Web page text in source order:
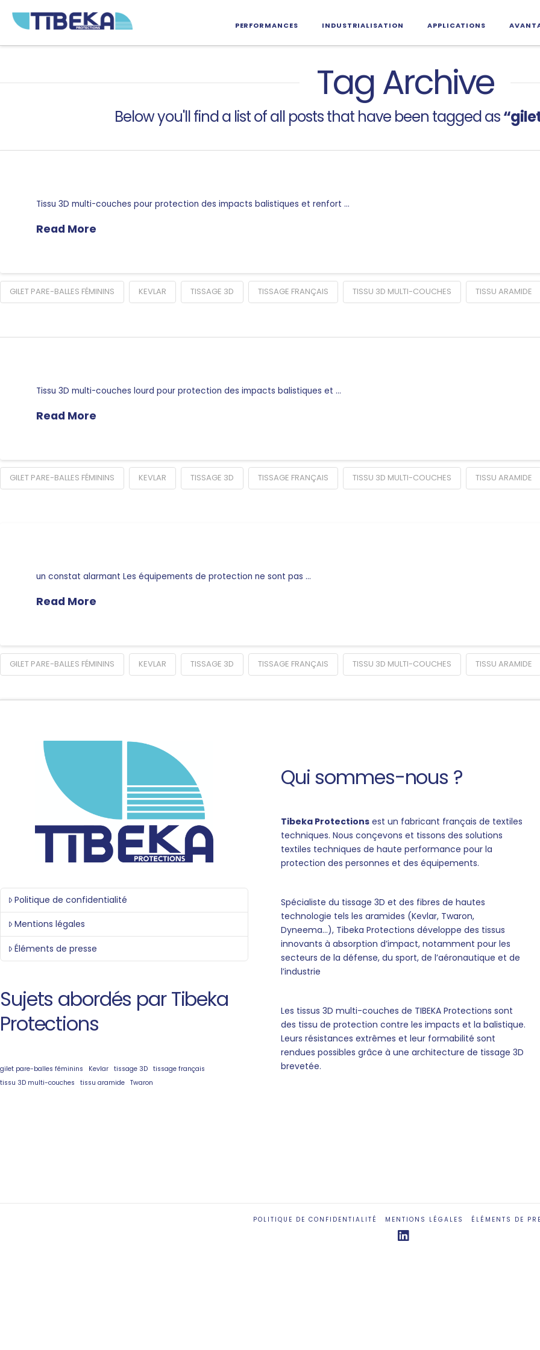
PERFORMANCES INDUSTRIALISATION APPLICATIONS
Tag Archive
Below you'll find a list of all posts that have been tagged as
Tissu 3D multi-couches pour protection des impacts balistiques et renfort …
Read More
GILET PARE-BALLES FÉMININS KEVLAR TISSAGE 3D TISSAGE FRANÇAIS TISSU 3D MULTI-COUCHES TISSU ARAMIDE
Tissu 3D multi-couches lourd pour protection des impacts balistiques et …
Read More
GILET PARE-BALLES FÉMININS KEVLAR TISSAGE 3D TISSAGE FRANÇAIS TISSU 3D MULTI-COUCHES TISSU ARAMIDE
un constat alarmant Les équipements de protection ne sont pas …
Read More
GILET PARE-BALLES FÉMININS KEVLAR TISSAGE 3D TISSAGE FRANÇAIS TISSU 3D MULTI-COUCHES TISSU ARAMIDE
Politique de confidentialité
Mentions légales
Éléments de presse
Sujets abordés par Tibeka
Protections
gilet pare-balles féminins Kevlar tissage 3D tissage français
tissu 3D multi-couches
tissu aramide Twaron
Qui sommes-nous ?
Tibeka Protectionsest un fabricant français de textiles
techniques. Nous conçevons et tissons des solutions
textiles techniques de haute performance pour la
protection des personnes et des équipements.
Spécialiste du tissage 3D et des fibres de hautes
technologie tels les aramides (Kevlar, Twaron,
Dyneema...), Tibeka Protections développe des tissus
innovants à absorption d’impact, notamment pour les
secteurs de la défense, du sport, de l’aéronautique et de
l’industrie
Les tissus 3D multi-couches de TIBEKA Protections sont
des tissu de protection contre les impacts et la balistique.
Leurs résistances extrêmes et leur formabilité sont
rendues possibles grâce à une architecture de tissage 3D
brevetée.
POLITIQUE DE CONFIDENTIALITÉ MENTIONS LÉGALES ÉLÉMENTS DE